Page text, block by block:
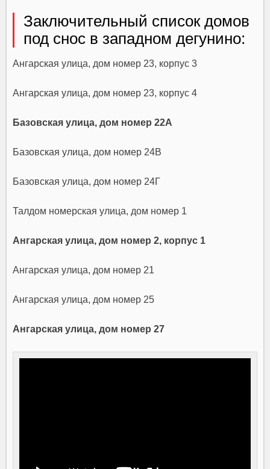
Заключительный список домов
под снос в западном дегунино:
Ангарская улица, дом номер 23, корпус 3
Ангарская улица, дом номер 23, корпус 4
Базовская улица, дом номер 22А
Базовская улица, дом номер 24В
Базовская улица, дом номер 24Г
Талдом номерская улица, дом номер 1
Ангарская улица, дом номер 2, корпус 1
Ангарская улица, дом номер 21
Ангарская улица, дом номер 25
Ангарская улица, дом номер 27